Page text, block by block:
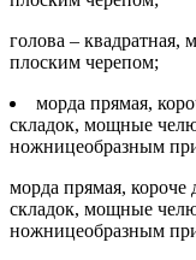
голова –
плоским черепом;
морда прямая,
складок, мощные
ножницеобразным
морда прямая,
складок, мощные
ножницеобразным